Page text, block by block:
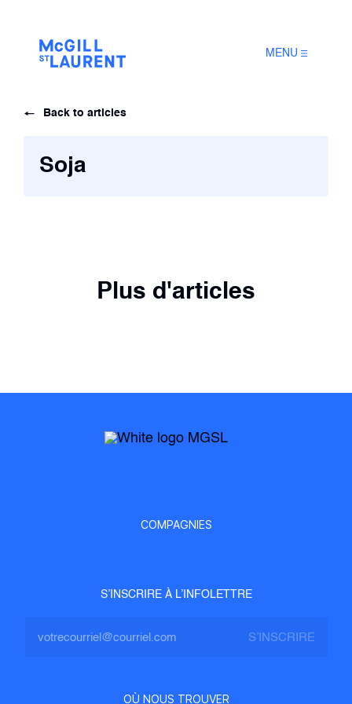
MENU
Back to articles
Soja
Plus d'articles
COMPAGNIES
S’INSCRIRE À L’INFOLETTRE
OÙ NOUS TROUVER